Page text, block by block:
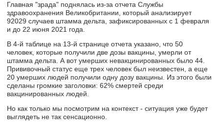
Главная "зрада" поднялась из-за отчета Службы
здравоохранения Великобритании, который анализирует
92029 случаев штамма дельта, зафиксированных с 1 февраля
и до 22 июня 2021 года.
В 4-й таблице на 13-й странице отчета указано, что 50
человек, которые получили две дозы вакцины, умерли от
штамма дельта. А вот умерших невакцинированных было 44.
Прививочный статус еще трех человек был неизвестен, а еще
20 умерших людей получили одну дозу вакцины. Из этого были
сделаны громкие заголовки: 62% смертей среди
вакцинированных людей.
Но как только мы посмотрим на контекст - ситуация уже будет
выглядеть не так сенсационно.